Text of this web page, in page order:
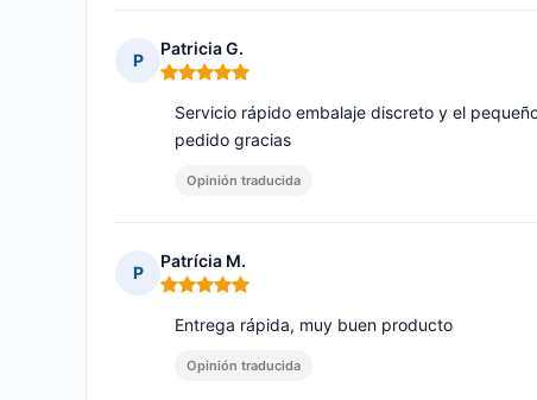
P
Patricia G.
Nota: 5 de 5
Servicio rápido embalaje discreto y el
pedido gracias
Opinión traducida
P
Patrícia M.
Nota: 5 de 5
Entrega rápida, muy buen producto
Opinión traducida